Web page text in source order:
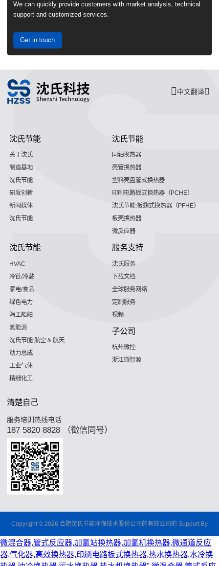
We can quickly provide customers with market analysis, technical
support and customized services.
Get in touch
中文翻译
沈氏节能
关于沈氏
制造基地
沈氏节能
研发创新
新闻媒体
沈氏节能
沈氏节能
同轴换热器
壳管换热器
塑料壳盘管式换热器
印刷电路板式换热器（PCHE）
沈氏节能:板翅式换热器（PFHE）
板壳换热器
微反应器
沈氏节能
HVAC
冷链/冷藏
家电/食品
绿色电力
海工船舶
氢能源
沈氏节能:航空 & 航天
动力总成
工业气体
精细化工
服务支持
沈氏服务
下载文档
全球服务网络
定制服务
视频
子公司
杭州微控
浙江微智源
清楚自己
服务培训热线电话
187 5820 8828 （徵信同号）
Copyright © 2026 合肥沈氏节能环保技术股份公司的有效公司的 Support By
微混合器,管式反应器,加氢站换热器,加氢机换热器,微通道反应
器,气化器,高效换热器,印刷电路板式换热器,热水换热器,水冷换